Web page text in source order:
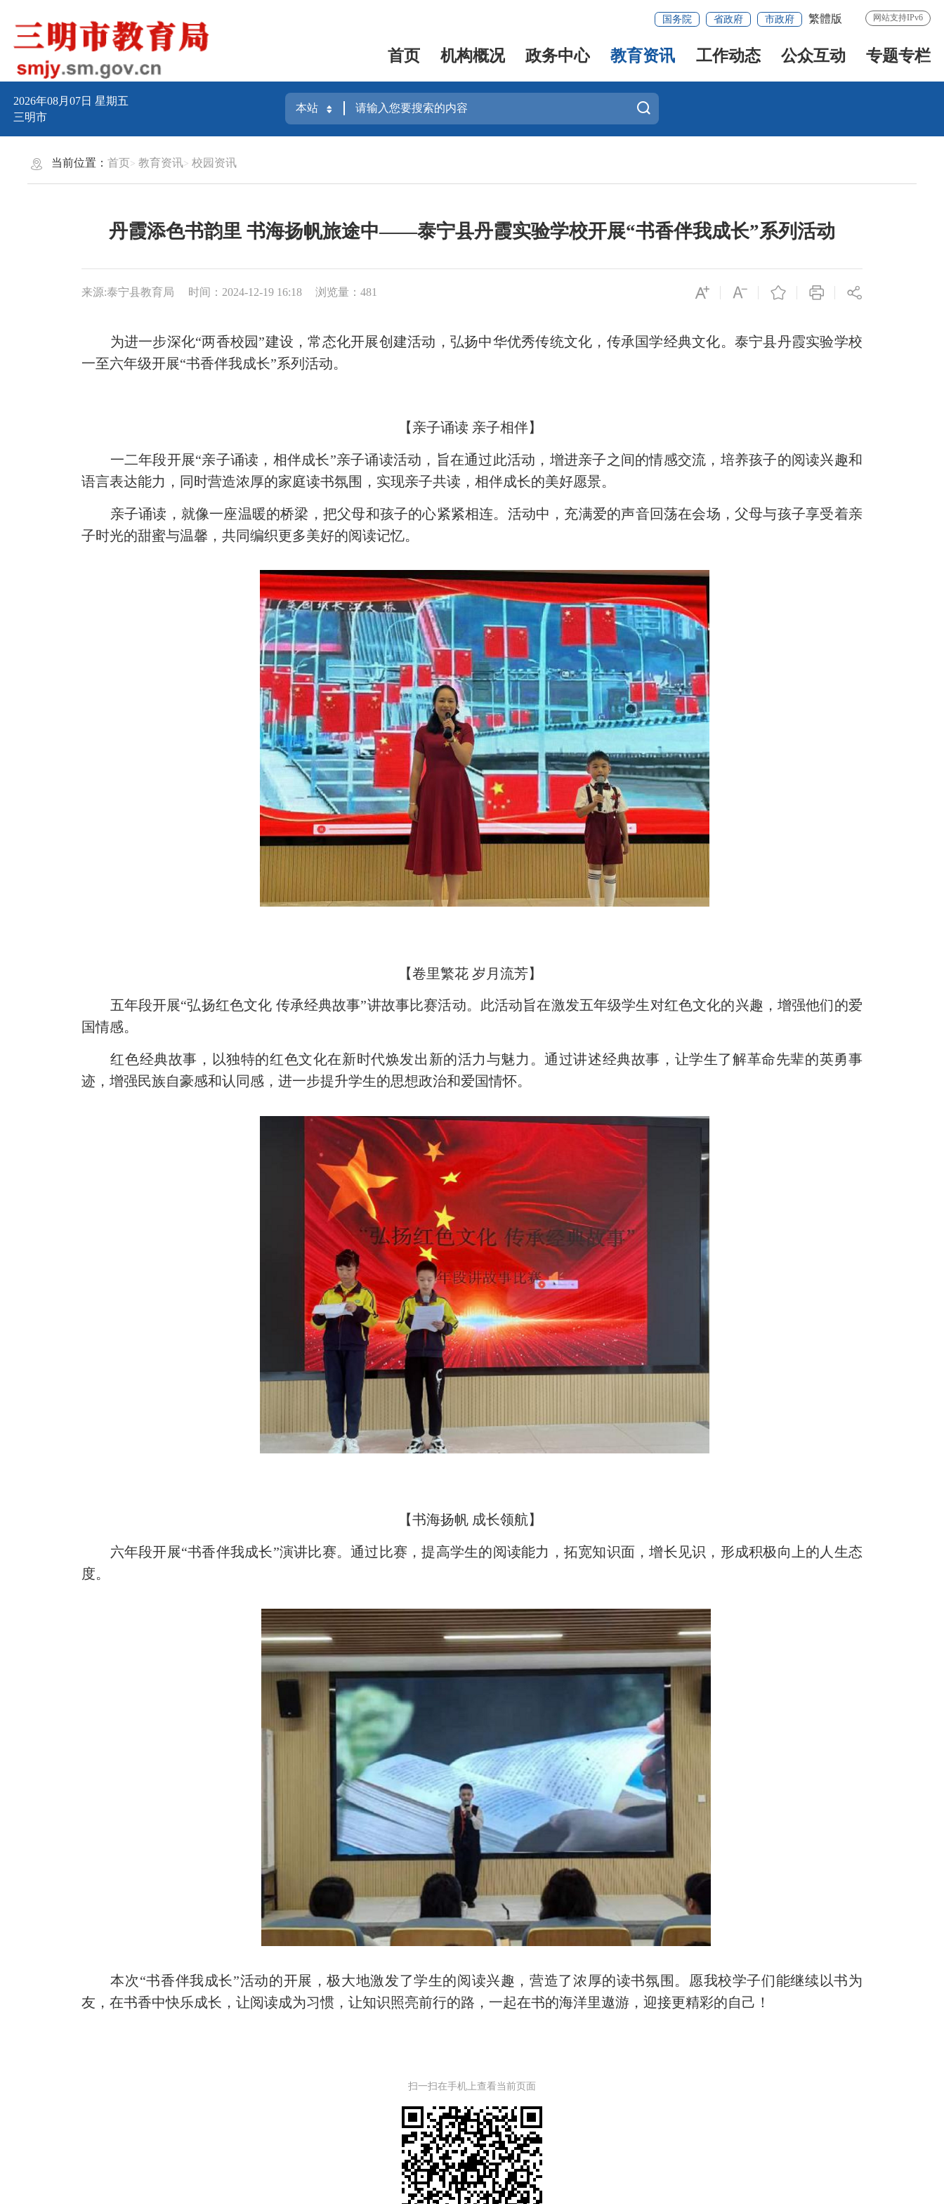
国务院 省政府 市政府 繁體版 网站支持IPv6
首页 机构概况 政务中心 教育资讯 工作动态 公众互动 专题专栏
2026年08月07日星期五
三明市
当前位置：首页 教育资讯 校园资讯
丹霞添色书韵里 书海扬帆旅途中——泰宁县丹霞实验学校开展“书香伴我成长”系列活动
来源:泰宁县教育局 时间：2024-12-19 16:18 浏览量：481
为进一步深化“两香校园”建设，常态化开展创建活动，弘扬中华优秀传统文化，传承国学经典文化。泰宁县丹霞实验学校
一至六年级开展“书香伴我成长”系列活动。
【亲子诵读 亲子相伴】
一二年段开展“亲子诵读，相伴成长”亲子诵读活动，旨在通过此活动，增进亲子之间的情感交流，培养孩子的阅读兴趣和
语言表达能力，同时营造浓厚的家庭读书氛围，实现亲子共读，相伴成长的美好愿景。
亲子诵读，就像一座温暖的桥梁，把父母和孩子的心紧紧相连。活动中，充满爱的声音回荡在会场，父母与孩子享受着亲
子时光的甜蜜与温馨，共同编织更多美好的阅读记忆。
【卷里繁花 岁月流芳】
五年段开展“弘扬红色文化 传承经典故事”讲故事比赛活动。此活动旨在激发五年级学生对红色文化的兴趣，增强他们的爱
国情感。
红色经典故事，以独特的红色文化在新时代焕发出新的活力与魅力。通过讲述经典故事，让学生了解革命先辈的英勇事
迹，增强民族自豪感和认同感，进一步提升学生的思想政治和爱国情怀。
【书海扬帆 成长领航】
六年段开展“书香伴我成长”演讲比赛。通过比赛，提高学生的阅读能力，拓宽知识面，增长见识，形成积极向上的人生态
度。
本次“书香伴我成长”活动的开展，极大地激发了学生的阅读兴趣，营造了浓厚的读书氛围。愿我校学子们能继续以书为
友，在书香中快乐成长，让阅读成为习惯，让知识照亮前行的路，一起在书的海洋里遨游，迎接更精彩的自己！
扫一扫在手机上查看当前页面